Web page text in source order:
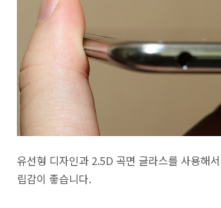
유선형 디자인과 2.5D 곡면 글라스를 사용해
립감이 좋습니다.